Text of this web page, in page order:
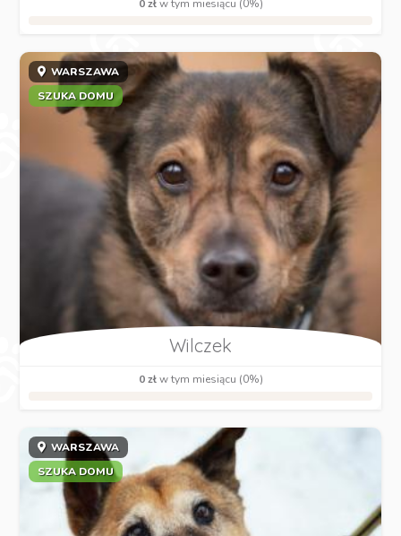
0 złw tym miesiącu (0%)
WARSZAWA
SZUKA DOMU
Wilczek
0 złw tym miesiącu (0%)
WARSZAWA
SZUKA DOMU